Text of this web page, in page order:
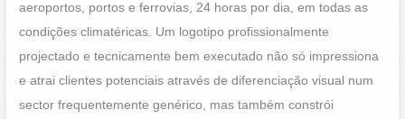
aeroportos, portos e ferrovias, 24 horas por dia, em todas as
condições climatéricas. Um logotipo profissionalmente
projectado e tecnicamente bem executado não só impressiona
e atrai clientes potenciais através de diferenciação visual num
sector frequentemente genérico, mas também constrói